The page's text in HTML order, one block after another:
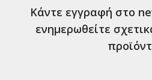
Κάντε εγγραφή στο
ενημερωθείτε